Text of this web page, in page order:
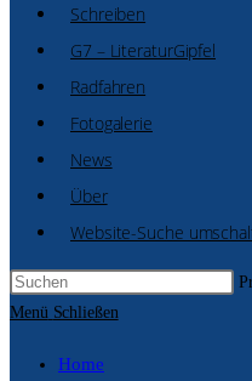
Schreiben
G7 – LiteraturGipfel
Radfahren
Fotogalerie
News
Über
Website-Suche
Menü Schließen
Home